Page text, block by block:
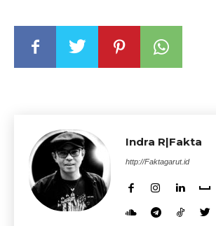
Indra R|Fakta
http://Faktagarut.id